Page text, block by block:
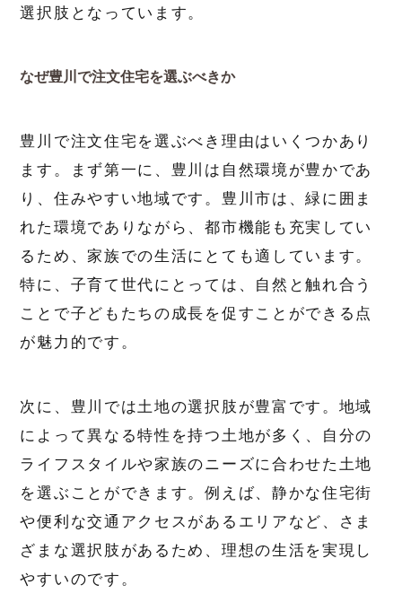
選択肢となっています。
なぜ豊川で注文住宅を選ぶべきか
豊川で注文住宅を選ぶべき理由はいくつかあり
ます。まず第一に、豊川は自然環境が豊かであ
り、住みやすい地域です。豊川市は、緑に囲ま
れた環境でありながら、都市機能も充実してい
るため、家族での生活にとても適しています。
特に、子育て世代にとっては、自然と触れ合う
ことで子どもたちの成長を促すことができる点
が魅力的です。
次に、豊川では土地の選択肢が豊富です。地域
によって異なる特性を持つ土地が多く、自分の
ライフスタイルや家族のニーズに合わせた土地
を選ぶことができます。例えば、静かな住宅街
や便利な交通アクセスがあるエリアなど、さま
ざまな選択肢があるため、理想の生活を実現し
やすいのです。